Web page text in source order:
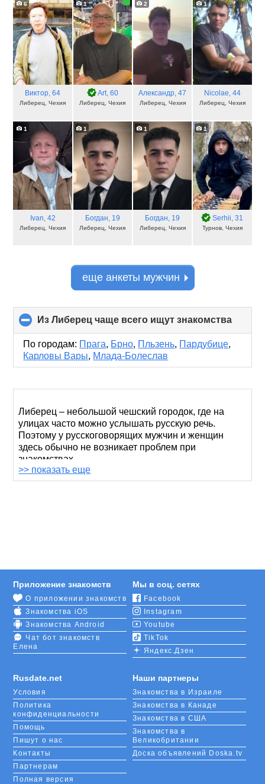
6
Виктор, 64
Либерец, Чехия
1
Art, 60
Либерец, Чехия
2
Александр, 47
Либерец, Чехия
1
Nicolae, 44
Либерец, Чехия
1
Ivan, 42
Либерец, Чехия
1
Богдан, 19
Либерец, Чехия
1
Богдан, 19
Либерец, Чехия
1
Serhii, 31
Турнов, Чехия
еще анкеты мужчин
Из Либерец чаще всего ищут знакомства
to
По городам: Прага, Брно, Пльзень, Пардубице,
Карловы Вары, Млада-Болеслав
Либерец – небольшой чешский городок, где на
улицах часто можно услышать русскую речь.
Поэтому у русскоговорящих мужчин и женщин
здесь обычно не возникает проблем при
знакомствах.
Однако в таком уютном городе, полном прекрасно
После регистрации вам станут доступны онлайн-
чаты, опция ведения видеотрансляций,
увлекательные игры и опросники. Вам не стоит
беспокоиться о том, что общаетесь с фейковой
личностью, поскольку все анкеты проверяются.
мобильное приложение
RusDate с помощью
функции геолокации быстро найдет объект для
знакомства в Либереце из числа пользователей
сервиса, находящихся неподалеку от вас.
>> показать еще
Rusdate.net
Условия
Политика
конфиденциальности
Помощь
Пишут о нас
Контакты
Партнерам
Полная версия
Приложение знакомств
О приложении знакомств
Знакомства iOS
Знакомства Android
Чат бот знакомств
Елена
Мы в соц. сетях
Facebook
Instagram
Youtube
TikTok
Яндекс.Дзен
Наши партнеры
Знакомства в Израиле
Знакомства в Канаде
Знакомства в США
Знакомства в
Великобритании
Доска объявлений Doska.tv